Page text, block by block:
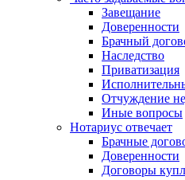
Завещание
Доверенности
Брачный
Наследство
Приватизация
Отчуждение
Иные вопросы
Нотариус отвечает
Брачные
Доверенности
Договоры